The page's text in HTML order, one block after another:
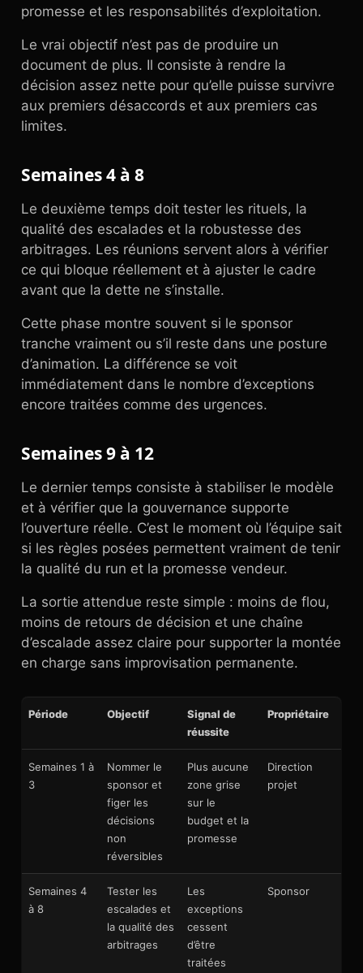
promesse et les responsabilités d’exploitation.
Le vrai objectif n’est pas de produire un
document de plus. Il consiste à rendre la
décision assez nette pour qu’elle puisse survivre
aux premiers désaccords et aux premiers cas
limites.
Semaines 4 à 8
Le deuxième temps doit tester les rituels, la
qualité des escalades et la robustesse des
arbitrages. Les réunions servent alors à vérifier
ce qui bloque réellement et à ajuster le cadre
avant que la dette ne s’installe.
Cette phase montre souvent si le sponsor
tranche vraiment ou s’il reste dans une posture
d’animation. La différence se voit
immédiatement dans le nombre d’exceptions
encore traitées comme des urgences.
Semaines 9 à 12
Le dernier temps consiste à stabiliser le modèle
et à vérifier que la gouvernance supporte
l’ouverture réelle. C’est le moment où l’équipe sait
si les règles posées permettent vraiment de tenir
la qualité du run et la promesse vendeur.
La sortie attendue reste simple : moins de flou,
moins de retours de décision et une chaîne
d’escalade assez claire pour supporter la montée
en charge sans improvisation permanente.
Période Objectif
Signal de
réussite
Propriétaire
Semaines 1 à
3
Nommer le
sponsor et
figer les
décisions
non
réversibles
Plus aucune
zone grise
sur le
budget et la
promesse
Direction
projet
Semaines 4
à 8
Tester les
escalades et
la qualité des
arbitrages
Les
exceptions
cessent
d’être
traitées
Sponsor